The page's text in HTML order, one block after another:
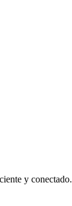
y conectado.